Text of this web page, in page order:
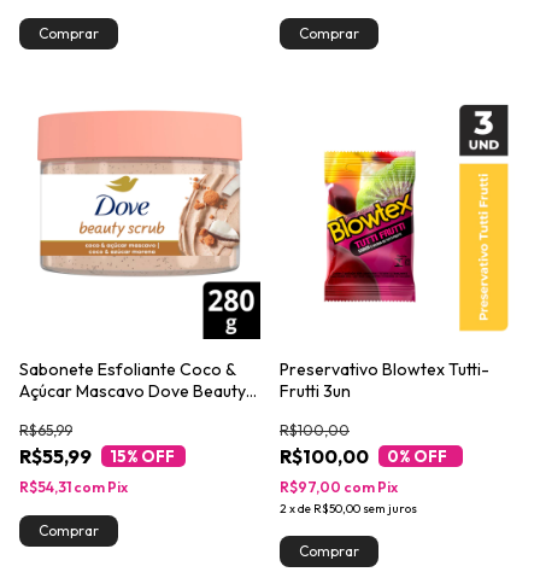
Sabonete Esfoliante Coco &
Açúcar Mascavo Dove Beauty
R$55,99
R$65,99
15% OFF
R$54,31 com Pix
Preservativo Blowtex Tutti-
Frutti 3un
R$100,00
R$100,00
0% OFF
2xde R$50,00 sem juros
R$97,00 com Pix